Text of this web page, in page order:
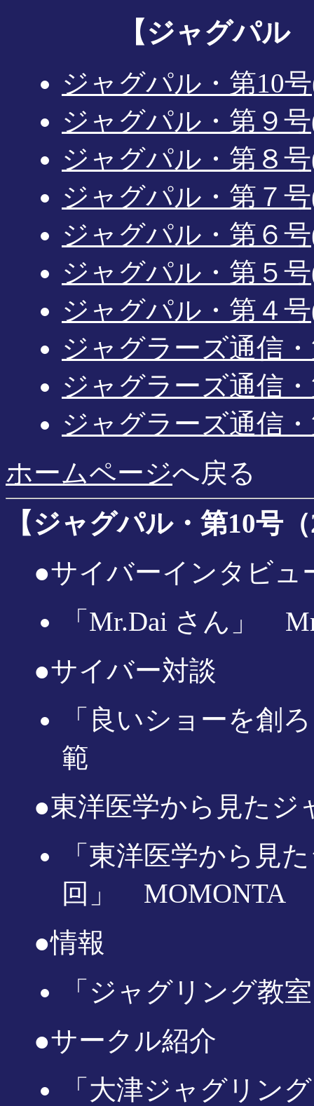
【ジャグパ
ジャグパル・第10
ジャグパル・第９号
ジャグパル・第８号
ジャグパル・第７号
ジャグパル・第６号
ジャグパル・第５号
ジャグパル・第４号
ジャグラーズ通信
ジャグラーズ通信
ジャグラーズ通信
ホームページへ戻る
【ジャグパル・第10号
●サイバーインタビュ
「Mr.Dai さん」
●サイバー対談
「良いショーを創
範
●東洋医学から見たジ
「東洋医学から見
回」 MOMONTA
●情報
「ジャグリング教
●サークル紹介
「大津ジャグリン